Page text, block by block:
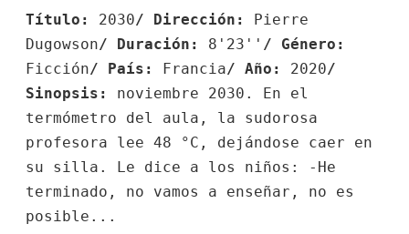
Título: 2030/ Dirección:
Pierre
Dugowson/ Duración: 8'23'' / Género:
Ficción/ País: Francia/ Año: 2020/
Sinopsis: noviembre 2030. En el
termómetro del aula, la sudorosa
profesora lee 48 °C, dejándose caer en
su silla. Le dice a los niños: -He
terminado, no vamos a enseñar, no es
posible...